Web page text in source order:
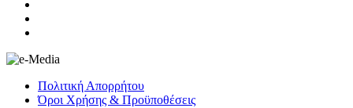
Πολιτική Απορρήτου
Όροι Χρήσης & Προϋποθέσεις